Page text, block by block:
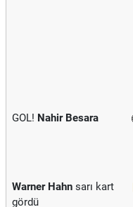
GOL! Nahir Besara
Warner Hahn sarı kart
gördü